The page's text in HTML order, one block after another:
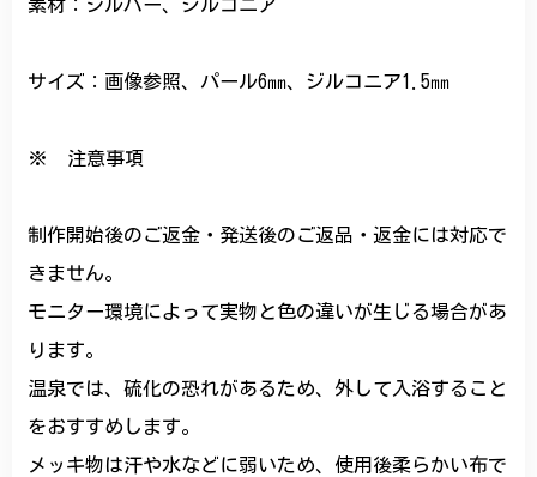
素材：シルバー、ジルコニア
サイズ：画像参照、パール6㎜、ジルコニア1.5㎜
※ 注意事項
制作開始後のご返金・発送後のご返品・返金には対応で
きません。
モニター環境によって実物と色の違いが生じる場合があ
ります。
温泉では、硫化の恐れがあるため、外して入浴すること
をおすすめします。
メッキ物は汗や水などに弱いため、使用後柔らかい布で